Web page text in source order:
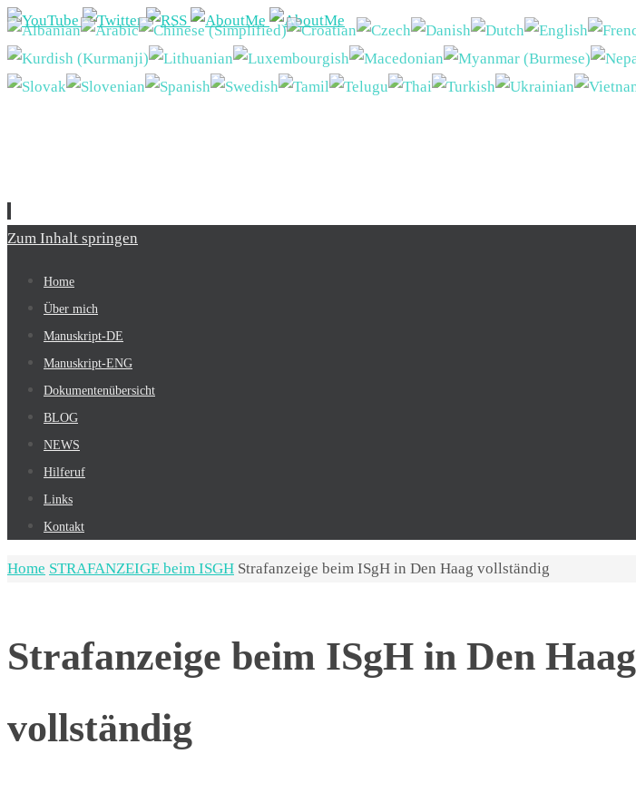
Zum Inhalt springen
Home
Über mich
Manuskript-DE
Manuskript-ENG
Dokumentenübersicht
BLOG
NEWS
Hilferuf
Links
Kontakt
Home STRAFANZEIGE beim ISGH Strafanzeige beim ISgH in Den Haag vollständig
Strafanzeige beim ISgH in Den Haag
vollständig